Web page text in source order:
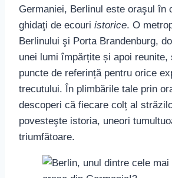
Germaniei, Berlinul este oraşul în
ghidaţi de ecouri istorice. O
Berlinului şi Porta Brandenburg,
unei lumi împărțite și apoi
puncte de referință pentru orice
trecutului. În plimbările tale prin
descoperi că fiecare colț al
povesteşte istoria, uneori
triumfătoare.